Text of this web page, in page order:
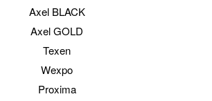
Axel BLACK
Axel GOLD
Texen
Wexpo
Proxima